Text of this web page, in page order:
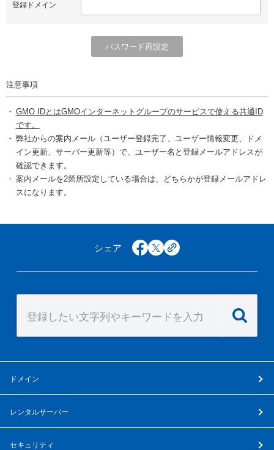
登録ドメイン
注意事項
GMO IDとはGMOインターネットグループのサービスで使える共通ID
です。
弊社からの案内メール（ユーザー登録完了、ユーザー情報変更、ドメ
イン更新、サーバー更新等）で、ユーザー名と登録メールアドレスが
確認できます。
案内メールを2箇所設定している場合は、どちらかが登録メールアドレ
スになります。
シェア facebook
x copy
ドメイン
レンタルサーバー
セキュリティ